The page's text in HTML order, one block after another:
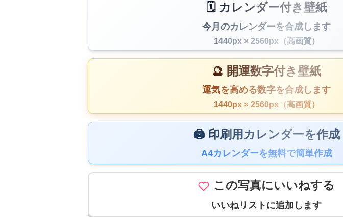
🗓️ カレンダー付き壁紙
今月のカレンダーを合成します
1440px × 2560px（高画質）
🔮 開運数字付き壁紙
運気を高める数字を合成します
1440px × 2560px（高画質）
🖨️ 印刷用カレンダーを作成
A4カレンダーを無料で簡単作成
この写真にいいねする
いいねリストに追加します